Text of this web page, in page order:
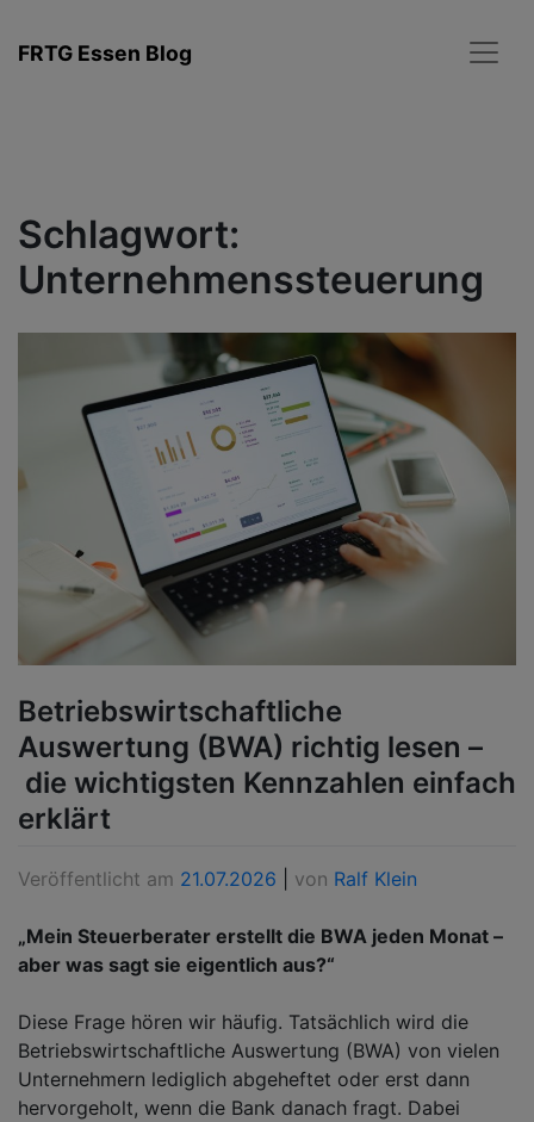
Inhalt
FRTG Essen Blog
Schlagwort:
Unternehmenssteuerung
Betriebswirtschaftliche
Auswertung (BWA) richtig lesen –
die wichtigsten Kennzahlen einfach
erklärt
Veröffentlicht am 21.07.2026 von Ralf Klein
„Mein Steuerberater erstellt die BWA jeden Monat –
aber was sagt sie eigentlich aus?“
Diese Frage hören wir häufig. Tatsächlich wird die
Betriebswirtschaftliche Auswertung (BWA) von vielen
Unternehmern lediglich abgeheftet oder erst dann
hervorgeholt, wenn die Bank danach fragt. Dabei